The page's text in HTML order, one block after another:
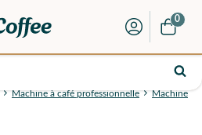
0
Machine à café professionnelle
Machine